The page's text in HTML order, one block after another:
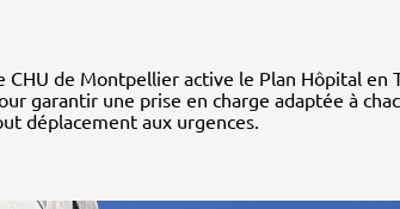
CHU de Montpellier active le Plan Hôpital en
garantir une prise en charge adaptée à
déplacement aux urgences.